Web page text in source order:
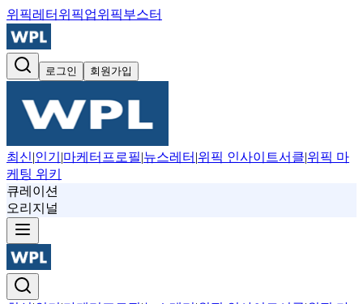
위픽레터 위픽업위픽부스터
로그인 회원가입
최신|인기 |마케터프로필|뉴스레터 |위픽 인사이트서클|위픽 마
케팅 위키
큐레이션
오리지널